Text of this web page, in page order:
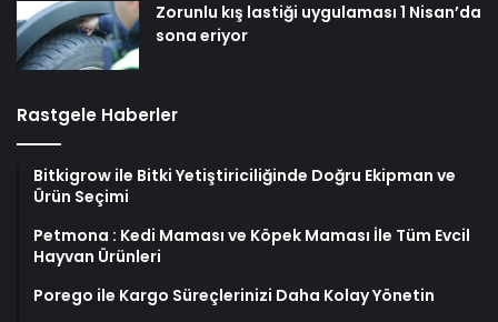
Zorunlu kış lastiği uygulaması 1 Nisan’da
sona eriyor
Rastgele Haberler
Bitkigrow ile Bitki Yetiştiriciliğinde Doğru Ekipman ve
Ürün Seçimi
Petmona : Kedi Maması ve Köpek Maması İle Tüm Evcil
Hayvan Ürünleri
Porego ile Kargo Süreçlerinizi Daha Kolay Yönetin